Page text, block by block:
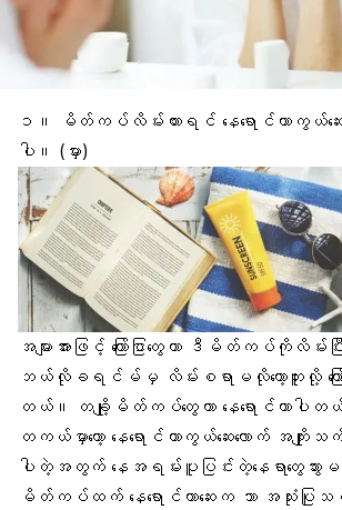
၁။ မိတ်ကပ် လိမ်းထားရင် နေရောင်ကာကွယ်
ပါ။ (မှား)
အများအားဖြင့် ကြော်ငြာတွေဟာ ဒီမိတ်ကပ်ကိုလိမ်း
ဘယ်လိုခရင်မ်မှ လိမ်းစရာမလိုတော့ဘူးလို့ ကြော်
တယ်။ တချို့မိတ်ကပ်တွေဟာ နေရောင်ကာပါတယ်လို့
တကယ်မှာတော့ နေရောင်ကာကွယ်ဆေးလောက် အက
ပါတဲ့အတွက် နေအရမ်းပူပြင်းတဲ့နေရာတွေသွား
မိတ်ကပ်ထက် နေရောင်ကာဆေးက သာ အသုံးပြု